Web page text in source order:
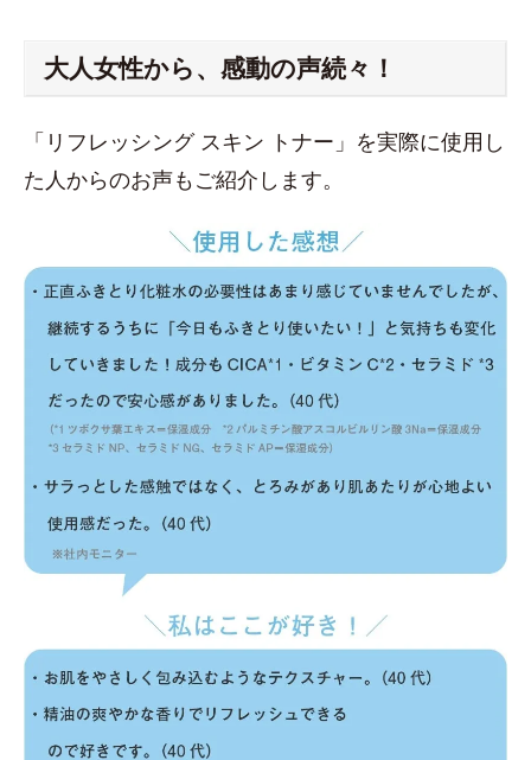
大人女性から、感動の声続々！
「リフレッシング スキン トナー」を実際に使用し
た人からのお声もご紹介します。